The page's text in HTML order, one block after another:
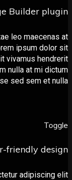
Page Builder
vitae leo
Lorem ipsum
elit vivamus
nulla at mi
sed sem et
user-friendly